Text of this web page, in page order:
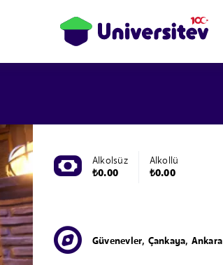
Alkolsüz
₺0.00
Alkollü
₺0.00
Güvenevler, Çankaya, Ankara